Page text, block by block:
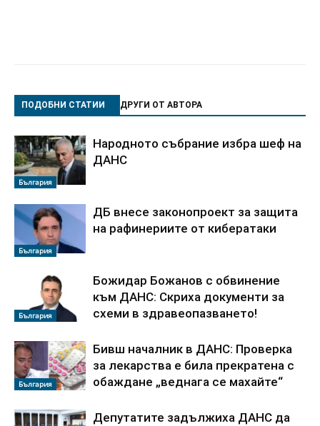
ПОДОБНИ СТАТИИ ДРУГИ ОТ АВТОРА
България
Народното събрание избра шеф на
ДАНС
България
ДБ внесе законопроект за защита
на рафинериите от кибератаки
България
Божидар Божанов с обвинение
към ДАНС: Скриха документи за
схеми в здравеопазването!
България
Бивш началник в ДАНС: Проверка
за лекарства е била прекратена с
обаждане „веднага се махайте“
Депутатите задължиха ДАНС да